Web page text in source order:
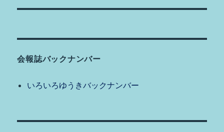
ン
稿:
会報誌バックナンバー
いろいろゆうきバックナンバー